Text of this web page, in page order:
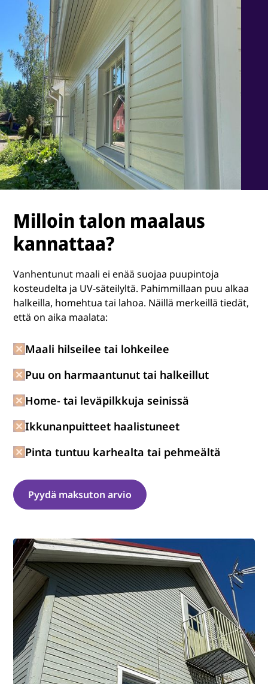
Milloin talon maalaus
kannattaa?
Vanhentunut maali ei enää suojaa puupintoja
kosteudelta ja UV-säteilyltä. Pahimmillaan puu alkaa
halkeilla, homehtua tai lahoa. Näillä merkeillä tiedät,
että on aika maalata:
Maali hilseilee tai lohkeilee
Puu on harmaantunut tai halkeillut
Home- tai leväpilkkuja seinissä
Ikkunanpuitteet haalistuneet
Pinta tuntuu karhealta tai pehmeältä
Pyydä maksuton arvio